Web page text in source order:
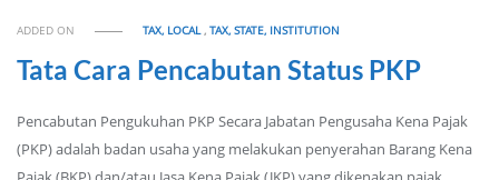
ADDED ON TAX, LOCAL,TAX, STATE, INSTITUTION
Tata Cara Pencabutan Status PKP
Pencabutan Pengukuhan PKP Secara Jabatan Pengusaha Kena Pajak
(PKP) adalah badan usaha yang melakukan penyerahan Barang Kena